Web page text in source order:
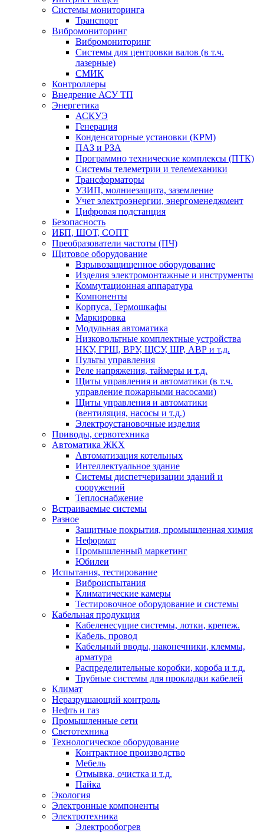
Системы мониторинга
Транспорт
Вибромониторинг
Вибромониторинг
Системы для центровки валов (в т.ч.
лазерные)
СМИК
Контроллеры
Внедрение АСУ ТП
Энергетика
АСКУЭ
Генерация
Конденсаторные установки (КРМ)
ПАЗ и РЗА
Программно технические комплексы (ПТК)
Системы телеметрии и телемеханики
Трансформаторы
УЗИП, молниезащита, заземление
Учет электроэнергии, энергоменеджмент
Цифровая подстанция
Безопасность
ИБП, ШОТ, СОПТ
Преобразователи частоты (ПЧ)
Щитовое оборудование
Взрывозащищенное оборудование
Изделия электромонтажные и инструменты
Коммутационная аппаратура
Компоненты
Корпуса, Термошкафы
Маркировка
Модульная автоматика
Низковольтные комплектные устройства
НКУ, ГРЩ, ВРУ, ЩСУ, ШР, АВР и т.д.
Пульты управления
Реле напряжения, таймеры и т.д.
Щиты управления и автоматики (в т.ч.
управление пожарными насосами)
Щиты управления и автоматики
(вентиляция, насосы и т.д.)
Электроустановочные изделия
Приводы, сервотехника
Автоматика ЖКХ
Автоматизация котельных
Интеллектуальное здание
Системы диспетчеризации зданий и
сооружений
Теплоснабжение
Встраиваемые системы
Разное
Защитные покрытия, промышленная химия
Неформат
Промышленный маркетинг
Юбилеи
Испытания, тестирование
Виброиспытания
Климатические камеры
Тестировочное оборудование и системы
Кабельная продукция
Кабеленесущие системы, лотки, крепеж.
Кабель, провод
Кабельный вводы, наконечники, клеммы,
арматура
Распределительные коробки, короба и т.д.
Трубные системы для прокладки кабелей
Климат
Неразрушающий контроль
Нефть и газ
Промышленные сети
Светотехника
Технологическое оборудование
Контрактное производство
Мебель
Отмывка, очистка и т.д.
Пайка
Экология
Электронные компоненты
Электротехника
Электрообогрев